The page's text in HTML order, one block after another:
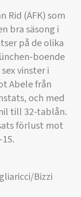
Rid (ÄFK) som
bra säsong i
på de olika
boende
vinster i
Abele från
och med
till 32-tablån.
förlust mot
Bizzi